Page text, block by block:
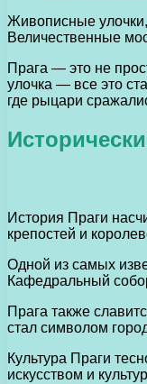
Живописные
Величественные
Прага — это не
улочка — все это
где рыцари
История Праги
крепостей и
Одной из самых
Кафедральный
Прага также
стал символом
Культура Праги
искусством и